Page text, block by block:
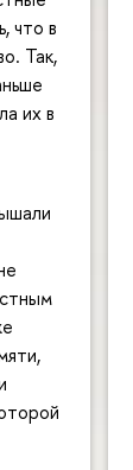
что в
Так,
их в